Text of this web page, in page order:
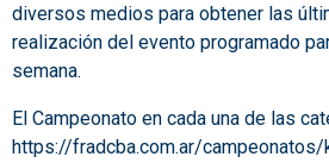
diversos medios para obtener las
realización del evento programado
semana.
El Campeonato en cada una de las
https://fradcba.com.ar/